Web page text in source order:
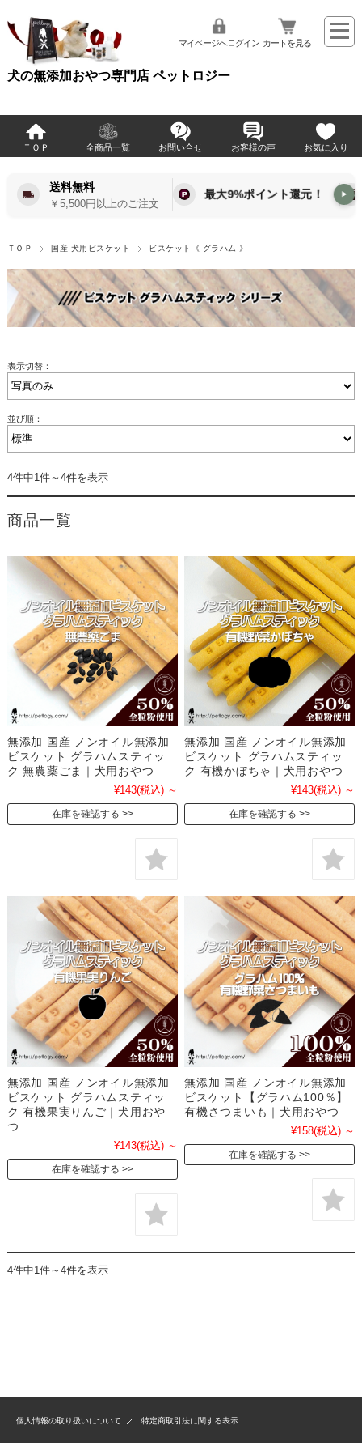
犬の無添加おやつ専門店 ペットロジー
マイページへログイン カートを見る
ＴＯＰ 全商品一覧 お問い合せ お客様の声 お気に入り
送料無料
￥5,500円以上のご注文
最大9%ポイント還元！ ▶
ＴＯＰ 国産 犬用ビスケット ビスケット《 グラハム 》
表示切替：
並び順：
4件中1件～4件を表示
商品一覧
無添加 国産 ノンオイル無添加
ビスケット グラハムスティッ
ク 無農薬ごま｜犬用おやつ
¥143(税込) ～
在庫を確認する
無添加 国産 ノンオイル無添加
ビスケット グラハムスティッ
ク 有機かぼちゃ｜犬用おやつ
¥143(税込) ～
在庫を確認する
無添加 国産 ノンオイル無添加
ビスケット グラハムスティッ
ク 有機果実りんご｜犬用おや
つ
¥143(税込) ～
在庫を確認する
無添加 国産 ノンオイル無添加
ビスケット【グラハム100％】
有機さつまいも｜犬用おやつ
¥158(税込) ～
在庫を確認する
4件中1件～4件を表示
個人情報の取り扱いについて 特定商取引法に関する表示